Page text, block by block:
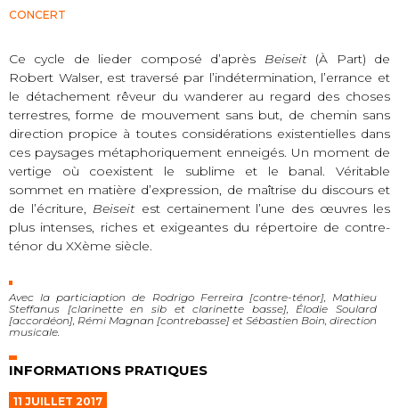
CONCERT
Ce cycle de lieder composé d’après Beiseit(À Part) de
Robert Walser, est traversé par l’indétermination, l’errance et
le détachement rêveur du wanderer au regard des choses
terrestres, forme de mouvement sans but, de chemin sans
direction propice à toutes considérations existentielles dans
ces paysages métaphoriquement enneigés. Un moment de
vertige où coexistent le sublime et le banal. Véritable
sommet en matière d’expression, de maîtrise du discours et
de l’écriture, Beiseitest certainement l’une des œuvres les
plus intenses, riches et exigeantes du répertoire de contre-
ténor du XXème siècle.
Avec la particiaption de Rodrigo Ferreira [contre-ténor], Mathieu
Steffanus [clarinette en sib et clarinette basse], Élodie Soulard
[accordéon], Rémi Magnan [contrebasse] et Sébastien Boin, direction
musicale.
INFORMATIONS PRATIQUES
11 JUILLET 2017